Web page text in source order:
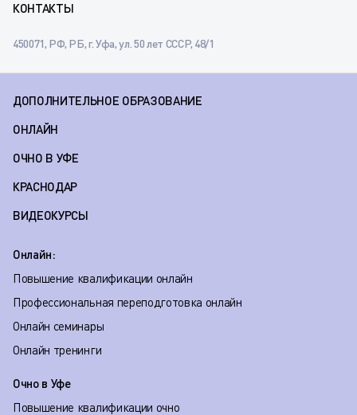
КОНТАКТЫ
450071, РФ, РБ, г. Уфа, ул. 50 лет СССР, 48/1
ДОПОЛНИТЕЛЬНОЕ ОБРАЗОВАНИЕ
ОНЛАЙН
ОЧНО В УФЕ
КРАСНОДАР
ВИДЕОКУРСЫ
Онлайн:
Повышение квалификации онлайн
Профессиональная переподготовка онлайн
Онлайн семинары
Онлайн тренинги
Очно в Уфе
Повышение квалификации очно